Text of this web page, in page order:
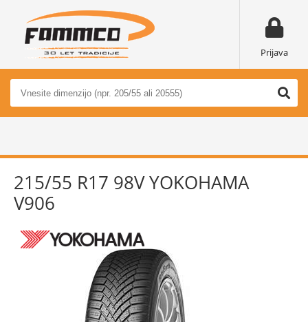
Prijava
215/55 R17 98V YOKOHAMA
V906